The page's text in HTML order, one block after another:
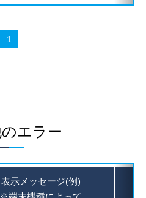
エラー
表示メッセージ(例)